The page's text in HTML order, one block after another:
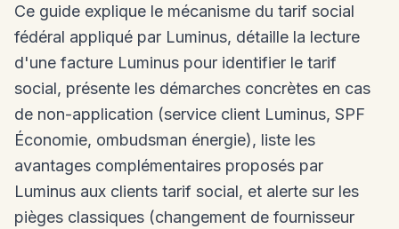
Ce guide explique le mécanisme du tarif social
fédéral appliqué par Luminus, détaille la lecture
d'une facture Luminus pour identifier le tarif
social, présente les démarches concrètes en cas
de non-application (service client Luminus, SPF
Économie, ombudsman énergie), liste les
avantages complémentaires proposés par
Luminus aux clients tarif social, et alerte sur les
pièges classiques (changement de fournisseur